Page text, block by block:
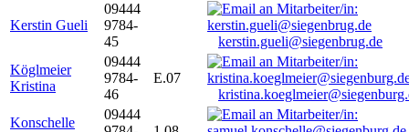
Kerstin Gueli
09444
9784-
45
kerstin.gueli@siegenbrug.de
Köglmeier
Kristina
09444
9784-
46
E.07
Konschelle
09444